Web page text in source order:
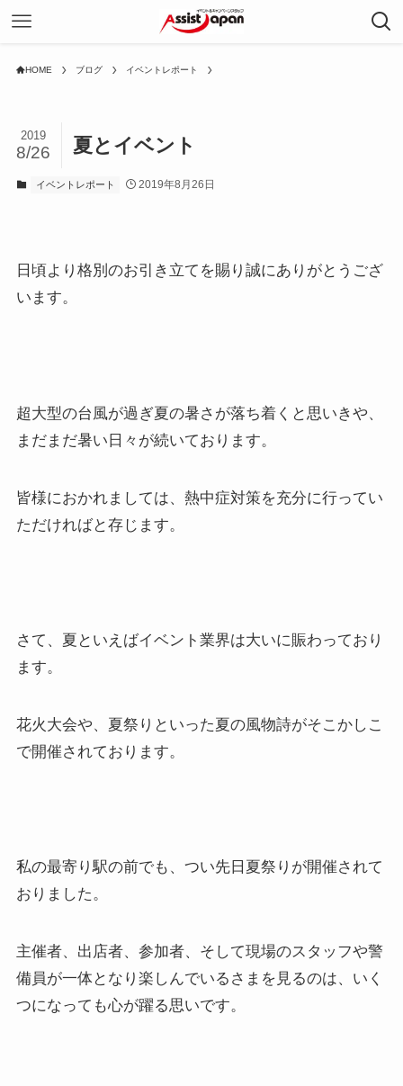
HOME ブログ イベントレポート
夏とイベント
2019
8/26
イベントレポート 2019年8月26日
日頃より格別のお引き立てを賜り誠にありがとうござ
います。
超大型の台風が過ぎ夏の暑さが落ち着くと思いきや、
まだまだ暑い日々が続いております。
皆様におかれましては、熱中症対策を充分に行ってい
ただければと存じます。
さて、夏といえばイベント業界は大いに賑わっており
ます。
花火大会や、夏祭りといった夏の風物詩がそこかしこ
で開催されております。
私の最寄り駅の前でも、つい先日夏祭りが開催されて
おりました。
主催者、出店者、参加者、そして現場のスタッフや警
備員が一体となり楽しんでいるさまを見るのは、いく
つになっても心が躍る思いです。